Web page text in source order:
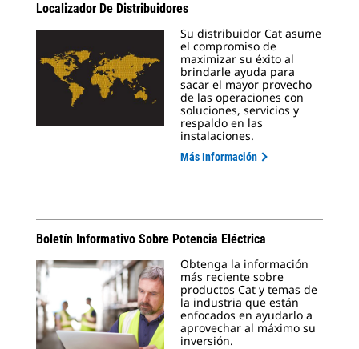
Localizador De Distribuidores
Su distribuidor Cat asume
el compromiso de
maximizar su éxito al
brindarle ayuda para
sacar el mayor provecho
de las operaciones con
soluciones, servicios y
respaldo en las
instalaciones.
Más Información
Boletín Informativo Sobre Potencia Eléctrica
Obtenga la información
más reciente sobre
productos Cat y temas de
la industria que están
enfocados en ayudarlo a
aprovechar al máximo su
inversión.